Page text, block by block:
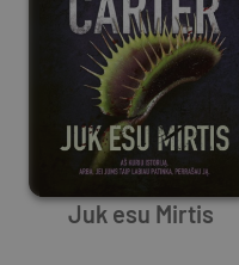
Juk esu Mirtis